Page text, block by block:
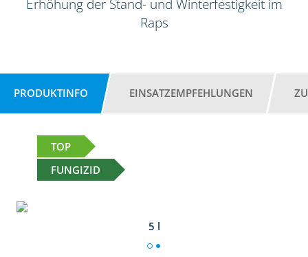
Erhöhung der Stand- und Winterfestigkeit im
Raps
PRODUKTINFO EINSATZEMPFEHLUNGEN
TOP
FUNGIZID
5 l